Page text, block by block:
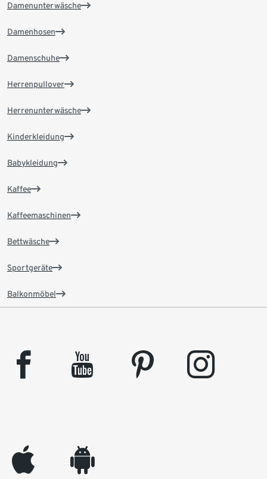
Damenunterwäsche
Damenhosen
Damenschuhe
Herrenpullover
Herrenunterwäsche
Kinderkleidung
Babykleidung
Kaffee
Kaffeemaschinen
Bettwäsche
Sportgeräte
Balkonmöbel
facebook youtube pinterest instagram
appleinc android